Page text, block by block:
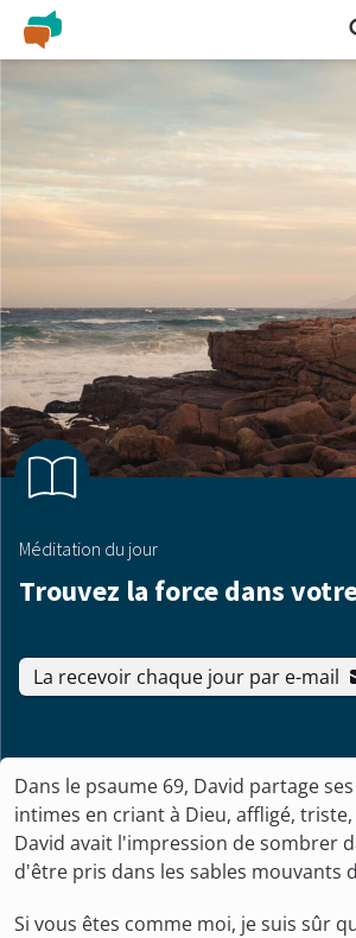
Méditation du jour
Trouvez la force dans
La recevoir chaque jour par e-mail
Dans le psaume 69, David partage
intimes en criant à Dieu, affligé,
David avait l'impression de sombrer
d'être pris dans les sables mouvants
Si vous êtes comme moi, je suis sûr